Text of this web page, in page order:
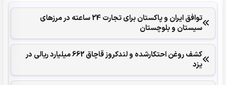
توافق ایران و پاکستان برای تجارت 24 ساعته در مرزهای
سیستان و بلوچستان
کشف روغن احتکارشده و لندکروز قاچاق 662 میلیارد ریالی در
یزد